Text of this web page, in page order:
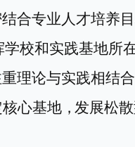
合专业人才培养
学校和实践基地所
理论与实践相结合
心基地 ， 发展松